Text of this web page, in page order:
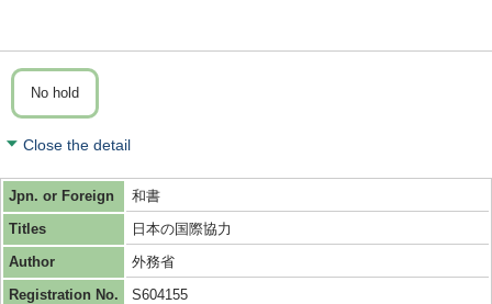
No hold
Close the detail
Jpn. or Foreign
和書
Titles
日本の国際協力
Author
外務省
Registration No.
S604155